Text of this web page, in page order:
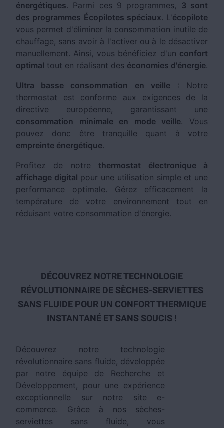
énergétiques. Parmi ces 9 programmes, 3 sont
des programmes Écopilotes spéciaux. L'écopilote
vous permet d'éliminer la consommation inutile de
chauffage, sans avoir à l'activer ou à le désactiver
manuellement. Ainsi, vous bénéficiez d'un confort
optimal tout en réalisant des économies d'énergie.
Ultra basse consommation en veille: Notre
thermostat est conforme aux exigences de la
directive européenne, garantissant une
consommation minimale en mode veille. Vous
pouvez donc être tranquille quant à votre
empreinte énergétique.
Profitez de notre thermostat électronique à
affichage digital pour une utilisation simple et une
performance optimale. Gérez efficacement la
température de votre environnement tout en
réduisant votre consommation d'énergie.
DÉCOUVREZ NOTRE TECHNOLOGIE
RÉVOLUTIONNAIRE DE SÈCHES-SERVIETTES
SANS FLUIDE POUR UN CONFORT THERMIQUE
INSTANTANÉ ET SANS SOUCIS !
Découvrez notre technologie
révolutionnaire sans fluide, développée
par notre équipe de Recherche et
Développement, pour une expérience
exceptionnelle sur notre site e-
commerce. Grâce à nos sèches-
serviettes sans fluide, vous